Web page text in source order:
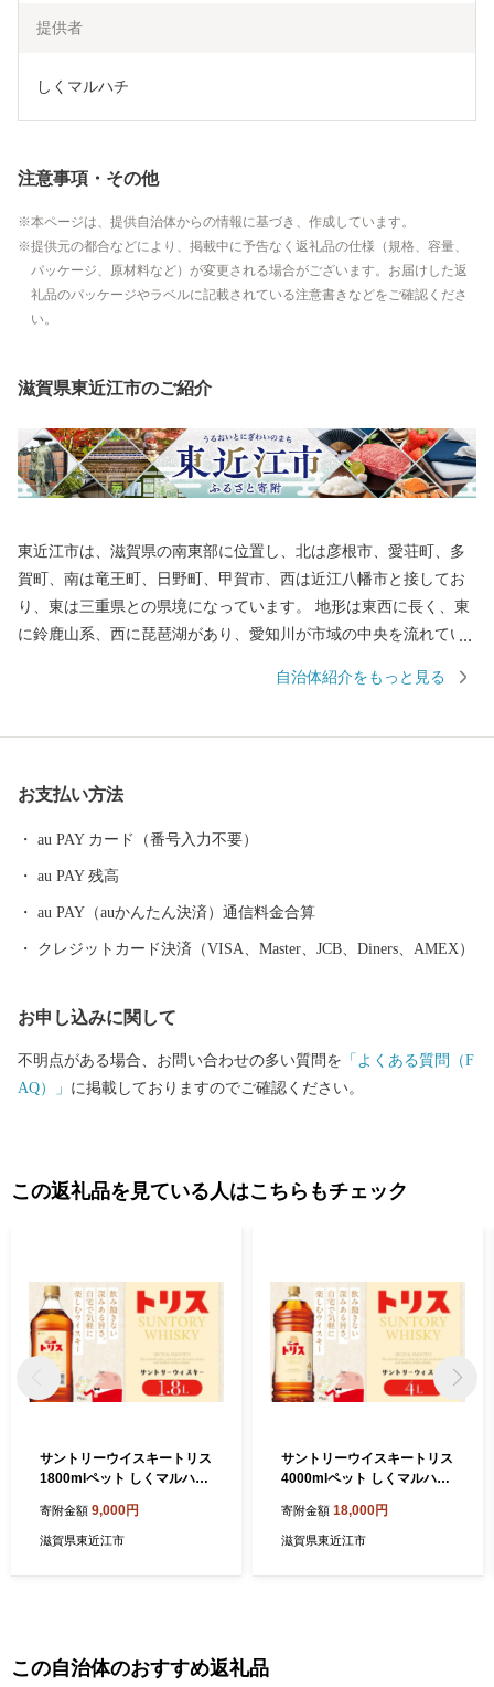
提供者
しくマルハチ
注意事項・その他
本ページは、提供自治体からの情報に基づき、作成しています。
提供元の都合などにより、掲載中に予告なく返礼品の仕様（規格、容量、
パッケージ、原材料など）が変更される場合がございます。お届けした返
礼品のパッケージやラベルに記載されている注意書きなどをご確認くださ
い。
滋賀県東近江市のご紹介
東近江市は、滋賀県の南東部に位置し、北は彦根市、愛荘町、多
賀町、南は竜王町、日野町、甲賀市、西は近江八幡市と接してお
り、東は三重県との県境になっています。 地形は東西に長く、東
に鈴鹿山系、西に琵琶湖があり、愛知川が市域の中央を流れてい
流域には平地や丘陵地が広がり、緑豊かな田園地帯を形成してい
市・長浜市・甲賀市・大津市に次いで県内で5番目に大きな市で
自治体紹介をもっと見る
お支払い方法
au PAY カード（番号入力不要）
au PAY 残高
au PAY（auかんたん決済）通信料金合算
クレジットカード決済（VISA、Master、JCB、Diners、AMEX）
お申し込みに関して
不明点がある場合、お問い合わせの多い質問を 「よくある質問（F
AQ）」 に掲載しておりますのでご確認ください。
この返礼品を見ている人はこちらもチェック
サントリーウイスキートリス
1800mlペット しくマルハチ
ス ウイスキー 1.8L 大容量 ペ
ットボトル ハイボール ロッ
寄附金額 9,000円
滋賀県東近江市
サントリーウイスキートリス
4000mlペット しくマルハチ
スキー トリス 4L ペット 大
容量 ハイボール ロック 水割
寄附金額 18,000円
滋賀県東近江市
この自治体のおすすめ返礼品